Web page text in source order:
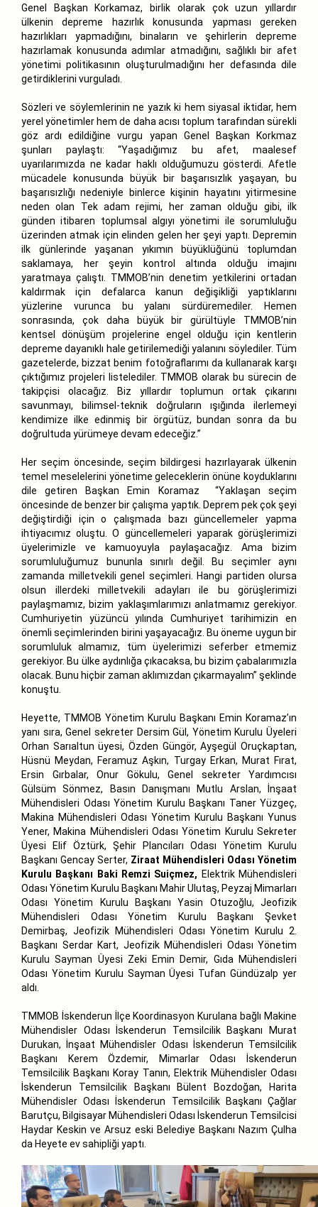
Genel Başkan Korkamaz, birlik olarak çok uzun yıllardır
ülkenin depreme hazırlık konusunda yapması gereken
hazırlıkları yapmadığını, binaların ve şehirlerin depreme
hazırlamak konusunda adımlar atmadığını, sağlıklı bir afet
yönetimi politikasının oluşturulmadığını her defasında dile
getirdiklerini vurguladı.
Sözleri ve söylemlerinin ne yazık ki hem siyasal iktidar, hem
yerel yönetimler hem de daha acısı toplum tarafından sürekli
göz ardı edildiğine vurgu yapan Genel Başkan Korkmaz
şunları paylaştı: “Yaşadığımız bu afet, maalesef
uyarılarımızda ne kadar haklı olduğumuzu gösterdi. Afetle
mücadele konusunda büyük bir başarısızlık yaşayan, bu
başarısızlığı nedeniyle binlerce kişinin hayatını yitirmesine
neden olan Tek adam rejimi, her zaman olduğu gibi, ilk
günden itibaren toplumsal algıyı yönetimi ile sorumluluğu
üzerinden atmak için elinden gelen her şeyi yaptı. Depremin
ilk günlerinde yaşanan yıkımın büyüklüğünü toplumdan
saklamaya, her şeyin kontrol altında olduğu imajını
yaratmaya çalıştı. TMMOB’nin denetim yetkilerini ortadan
kaldırmak için defalarca kanun değişikliği yaptıklarını
yüzlerine vurunca bu yalanı sürdüremediler. Hemen
sonrasında, çok daha büyük bir gürültüyle TMMOB’nin
kentsel dönüşüm projelerine engel olduğu için kentlerin
depreme dayanıklı hale getirilemediği yalanını söylediler. Tüm
gazetelerde, bizzat benim fotoğraflarımı da kullanarak karşı
çıktığımız projeleri listelediler. TMMOB olarak bu sürecin de
takipçisi olacağız. Biz yıllardır toplumun ortak çıkarını
savunmayı, bilimsel-teknik doğruların ışığında ilerlemeyi
kendimize ilke edinmiş bir örgütüz, bundan sonra da bu
doğrultuda yürümeye devam edeceğiz.”
Her seçim öncesinde, seçim bildirgesi hazırlayarak ülkenin
temel meselelerini yönetime geleceklerin önüne koyduklarını
dile getiren Başkan Emin Koramaz “Yaklaşan seçim
öncesinde de benzer bir çalışma yaptık. Deprem pek çok şeyi
değiştirdiği için o çalışmada bazı güncellemeler yapma
ihtiyacımız oluştu. O güncellemeleri yaparak görüşlerimizi
üyelerimizle ve kamuoyuyla paylaşacağız. Ama bizim
sorumluluğumuz bununla sınırlı değil. Bu seçimler aynı
zamanda milletvekili genel seçimleri. Hangi partiden olursa
olsun illerdeki milletvekili adayları ile bu görüşlerimizi
paylaşmamız, bizim yaklaşımlarımızı anlatmamız gerekiyor.
Cumhuriyetin yüzüncü yılında Cumhuriyet tarihimizin en
önemli seçimlerinden birini yaşayacağız. Bu öneme uygun bir
sorumluluk almamız, tüm üyelerimizi seferber etmemiz
gerekiyor. Bu ülke aydınlığa çıkacaksa, bu bizim çabalarımızla
olacak. Bunu hiçbir zaman aklımızdan çıkarmayalım” şeklinde
konuştu.
Heyette, TMMOB Yönetim Kurulu Başkanı Emin Koramaz’ın
yanı sıra, Genel sekreter Dersim Gül, Yönetim Kurulu Üyeleri
Orhan Sarıaltun üyesi, Özden Güngör, Ayşegül Oruçkaptan,
Hüsnü Meydan, Feramuz Aşkın, Turgay Erkan, Murat Fırat,
Ersin Gırbalar, Onur Gökulu, Genel sekreter Yardımcısı
Gülsüm Sönmez, Basın Danışmanı Mutlu Arslan, İnşaat
Mühendisleri Odası Yönetim Kurulu Başkanı Taner Yüzgeç,
Makina Mühendisleri Odası Yönetim Kurulu Başkanı Yunus
Yener, Makina Mühendisleri Odası Yönetim Kurulu Sekreter
Üyesi Elif Öztürk, Şehir Plancıları Odası Yönetim Kurulu
Başkanı Gencay Serter, Ziraat Mühendisleri Odası Yönetim
Kurulu Başkanı Baki Remzi Suiçmez, Elektrik Mühendisleri
Odası Yönetim Kurulu Başkanı Mahir Ulutaş, Peyzaj Mimarları
Odası Yönetim Kurulu Başkanı Yasin Otuzoğlu, Jeofizik
Mühendisleri Odası Yönetim Kurulu Başkanı Şevket
Demirbaş, Jeofizik Mühendisleri Odası Yönetim Kurulu 2.
Başkanı Serdar Kart, Jeofizik Mühendisleri Odası Yönetim
Kurulu Sayman Üyesi Zeki Emin Demir, Gıda Mühendisleri
Odası Yönetim Kurulu Sayman Üyesi Tufan Gündüzalp yer
aldı.
TMMOB İskenderun İlçe Koordinasyon Kurulana bağlı Makine
Mühendisler Odası İskenderun Temsilcilik Başkanı Murat
Durukan, İnşaat Mühendisler Odası İskenderun Temsilcilik
Başkanı Kerem Özdemir, Mimarlar Odası İskenderun
Temsilcilik Başkanı Koray Tanın, Elektrik Mühendisler Odası
İskenderun Temsilcilik Başkanı Bülent Bozdoğan, Harita
Mühendisler Odası İskenderun Temsilcilik Başkanı Çağlar
Barutçu, Bilgisayar Mühendisleri Odası İskenderun Temsilcisi
Haydar Keskin ve Arsuz eski Belediye Başkanı Nazım Çulha
da Heyete ev sahipliği yaptı.